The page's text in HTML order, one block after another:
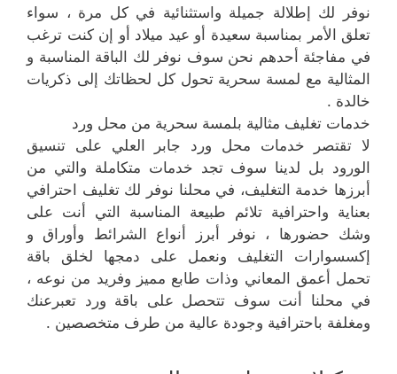
نوفر لك إطلالة جميلة واستثنائية في كل مرة ، سواء
تعلق الأمر بمناسبة سعيدة أو عيد ميلاد أو إن كنت ترغب
في مفاجئة أحدهم نحن سوف نوفر لك الباقة المناسبة و
المثالية مع لمسة سحرية تحول كل لحظاتك إلى ذكريات
خالدة .
خدمات تغليف مثالية بلمسة سحرية من محل ورد
لا تقتصر خدمات محل ورد جابر العلي على تنسيق
الورود بل لدينا سوف تجد خدمات متكاملة والتي من
أبرزها خدمة التغليف، في محلنا نوفر لك تغليف احترافي
بعناية واحترافية تلائم طبيعة المناسبة التي أنت على
وشك حضورها ، نوفر أبرز أنواع الشرائط وأوراق و
إكسسوارات التغليف ونعمل على دمجها لخلق باقة
تحمل أعمق المعاني وذات طابع مميز وفريد من نوعه ،
في محلنا أنت سوف تتحصل على باقة ورد تعبرعنك
ومغلفة باحترافية وجودة عالية من طرف متخصصين .